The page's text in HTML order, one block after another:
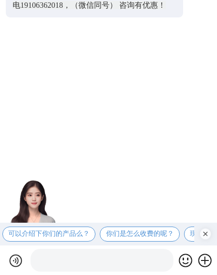
电19106362018，（微信同号） 咨询有优惠！
可以介绍下你们的产品么？ 你们是怎么收费的呢？ 现在有